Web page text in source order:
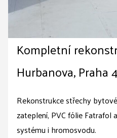
Kompletní
Hurbanova, Praha
Rekonstrukce střechy
zateplení, PVC fólie Fatrafol
systému i hromosvodu.